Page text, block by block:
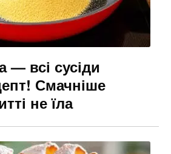
— всі сусіди
Смачніше
не їла